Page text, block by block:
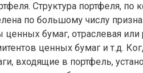
Структура портфеля, по
по большому числу
бумаг, отраслевая или
ценных бумаг и т.д.
входящие в портфель,